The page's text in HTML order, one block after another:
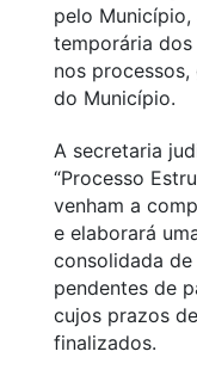
pelo Município,
temporária
nos
do Município.
A secretaria
“Processo
venham a
e elaborará
consolidada
pendentes de
cujos prazos
finalizados.